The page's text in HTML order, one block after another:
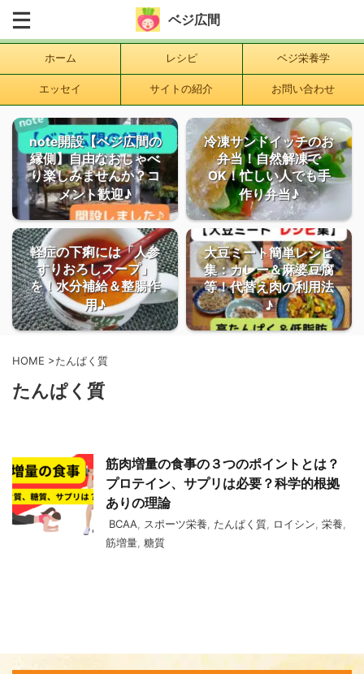
ベジ広間
ホーム レシピ ベジ栄養学
エッセイ サイトの紹介 お問い合わせ
note開設【ベジ広間の
縁側】自由なおしゃべ
り楽しみませんか？コ
メント歓迎♪
冷凍サンドイッチのお
弁当！自然解凍で
OK！忙しい人でも手
作り弁当♪
軽症の下痢には「人参
すりおろしスープ」
を！水分補給＆整腸作
用♪
大豆ミート簡単レシピ
集：カレー＆麻婆豆腐
等！代替え肉の利用法
♪
HOME >たんぱく質
たんぱく質
筋肉増量の食事の３つのポイントとは？
プロテイン、サプリは必要？科学的根拠
ありの理論
BCAA スポーツ栄養 たんぱく質 ロイシン 栄養
筋増量 糖質